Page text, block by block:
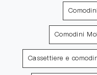
Comodini
Cassettiere e